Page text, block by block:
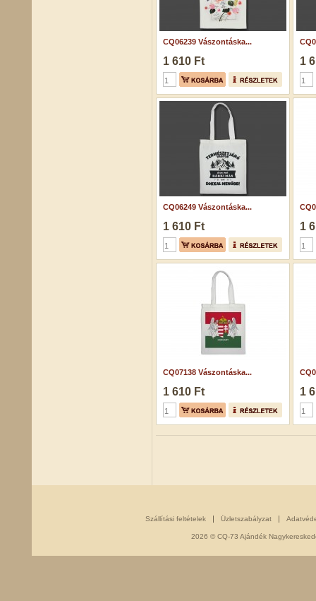
CQ06239 Vászontáska...
1 610 Ft 1
CQ06249 Vászontáska...
1 610 Ft 1
CQ07138 Vászontáska...
1 610 Ft 1
Szállítási feltételek Üzletszabályzat
2026 © CQ-73 Ajándék